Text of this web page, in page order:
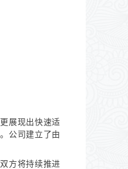
展现出快速适
公司建立了由
方将持续推进